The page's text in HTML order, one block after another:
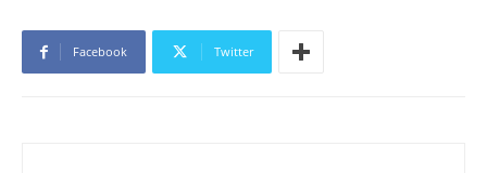
Facebook Twitter